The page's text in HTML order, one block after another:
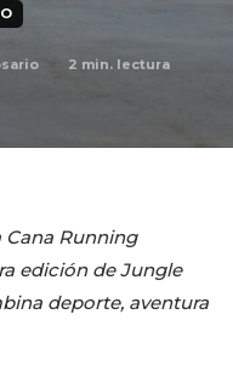
2 min. lectura
Running
edición de Jungle
deporte, aventura